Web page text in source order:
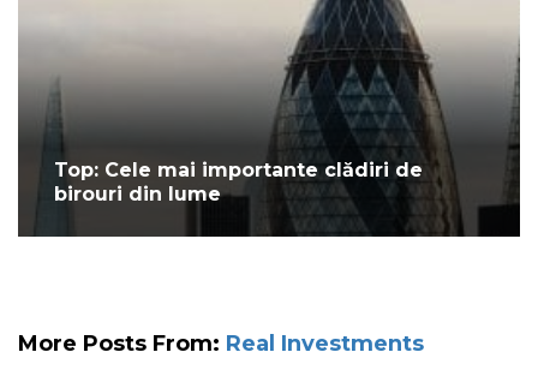
Top: Cele mai importante clădiri de
birouri din lume
More Posts From: Real Investments